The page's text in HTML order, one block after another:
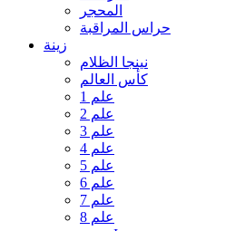
المحجر
حراس المراقبة
زينة
نينجا الظلام
كأس العالم
علم 1
علم 2
علم 3
علم 4
علم 5
علم 6
علم 7
علم 8